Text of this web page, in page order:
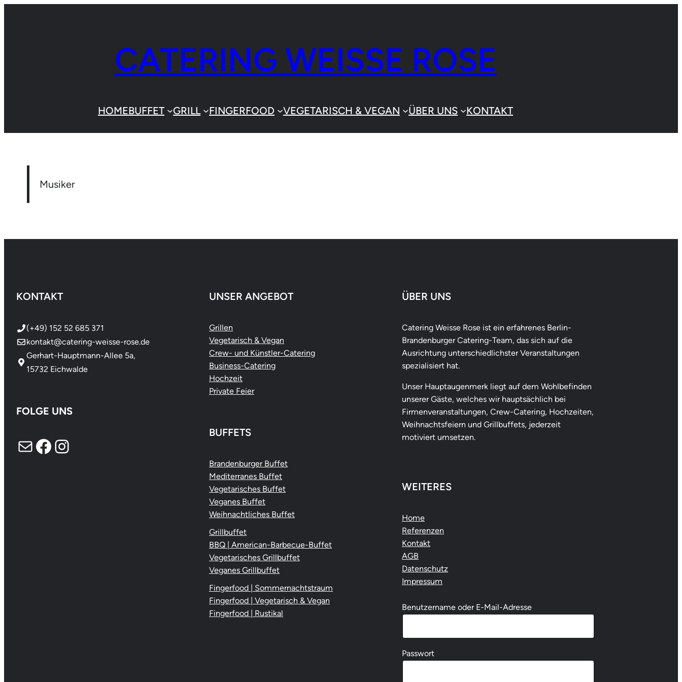
CATERING WEISSE ROSE
HOMEBUFFET GRILL FINGERFOOD VEGETARISCH & VEGAN ÜBER UNS KONTAKT
Musiker
KONTAKT
(+49) 152 52 685 371
kontakt@catering-weisse-rose.de
Gerhart-Hauptmann-Allee 5a,
15732 Eichwalde
FOLGE UNS
E-Mail Facebook Instagram
UNSER ANGEBOT
Grillen
Vegetarisch & Vegan
Crew- und Künstler-Catering
Business-Catering
Hochzeit
Private Feier
BUFFETS
Brandenburger Buffet
Mediterranes Buffet
Vegetarisches Buffet
Veganes Buffet
Weihnachtliches Buffet
Grillbuffet
BBQ | American-Barbecue-Buffet
Vegetarisches Grillbuffet
Veganes Grillbuffet
Fingerfood | Sommernachtstraum
Fingerfood | Vegetarisch & Vegan
Fingerfood | Rustikal
ÜBER UNS
Catering Weisse Rose ist ein erfahrenes Berlin-
Brandenburger Catering-Team, das sich auf die
Ausrichtung unterschiedlichster Veranstaltungen
spezialisiert hat.
Unser Hauptaugenmerk liegt auf dem Wohlbefinden
unserer Gäste, welches wir hauptsächlich bei
Firmenveranstaltungen, Crew-Catering, Hochzeiten,
Weihnachtsfeiern und Grillbuffets, jederzeit
motiviert umsetzen.
WEITERES
Home
Referenzen
Kontakt
AGB
Datenschutz
Impressum
Benutzername oder E-Mail-Adresse
Passwort